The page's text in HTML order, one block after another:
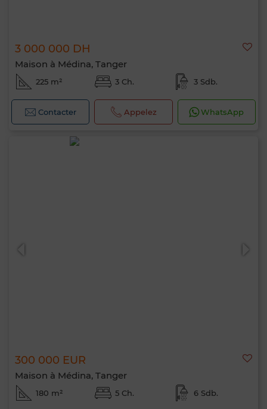
3 000 000 DH
Maison à Médina, Tanger
225 m² 3 Ch. 3 Sdb.
Contacter Appelez WhatsApp
300 000 EUR
Maison à Médina, Tanger
180 m² 5 Ch. 6 Sdb.